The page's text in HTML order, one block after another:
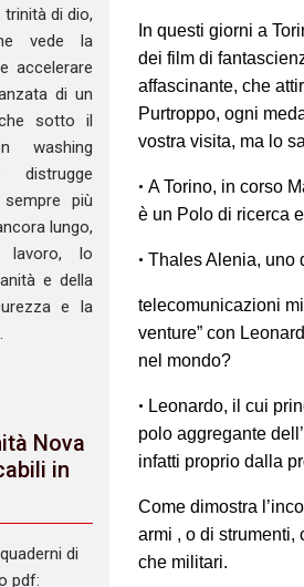
In questi giorni a
dei film di
affascinante, che
Purtroppo, ogni
vostra visita, ma lo
• A Torino, in corso
è un Polo di ricerca
• Thales Alenia, uno
telecomunicazioni
venture” con
nel mondo?
• Leonardo, il cui
polo aggregante
infatti proprio dalla
Come dimostra
armi , o di strumenti,
che militari.
di dio,
vede la
accelerare
di un
sotto il
washing
più
lungo,
lo
e della
e la
Nova
in
di
pdf: